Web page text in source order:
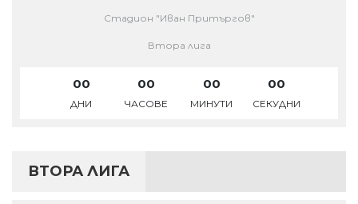
Стадион "Иван Притъргов"
Втора лига
00
ДНИ
00
ЧАСОВЕ
00
МИНУТИ
00
СЕКУДНИ
ВТОРА ЛИГА